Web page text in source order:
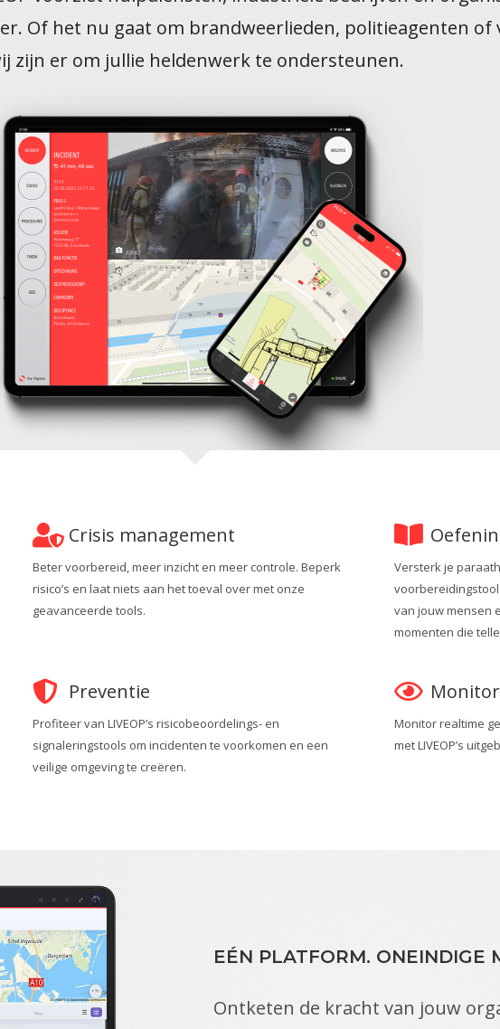
Of het nu gaat om brandweerlieden, politieagenten of
zijn er om jullie heldenwerk te ondersteunen.
Crisis management
Beter voorbereid, meer inzicht en meer controle. Beperk
risico’s en laat niets aan het toeval over met onze
geavanceerde tools.
Versterk je
van jouw mensen
momenten die
Preventie
Profiteer van LIVEOP’s risicobeoordelings- en
signaleringstools om incidenten te voorkomen en een
veilige omgeving te creëren.
Monitor realtime
met LIVEOP’s
EÉN PLATFORM. ONEINDIGE
Ontketen de kracht van jouw